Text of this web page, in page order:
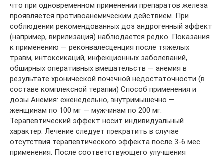
что при одновременном применении препаратов железа
проявляется противоанемическим действием. При
соблюдении рекомендованных доз андрогенный эффект
(например, вирилизация) наблюдается редко. Показания
к применению — реконвалесценция после тяжелых
травм, интоксикаций, инфекционных заболеваний,
обширных оперативных вмешательств — анемия в
результате хронической почечной недостаточности (в
составе комплексной терапии) Способ применения и
дозы Анемия: еженедельно, внутримышечно —
женщинам по 100 мг — мужчинам по 200 мг.
Терапевтический эффект носит индивидуальный
характер. Лечение следует прекратить в случае
отсутствия терапевтического эффекта после 3-6 мес.
применения. После соответствующего улучшения